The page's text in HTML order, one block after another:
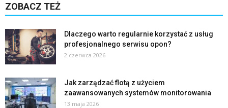
ZOBACZ TEŻ
Dlaczego warto regularnie korzystać z usług
profesjonalnego serwisu opon?
2 czerwca 2026
Jak zarządzać flotą z użyciem
zaawansowanych systemów monitorowania
13 maja 2026